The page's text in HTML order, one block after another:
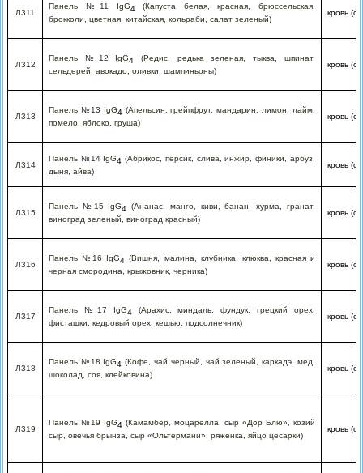
Л311
Панель №11 IgG4 (Капуста белая, красная, брюссельская,
брокколи, цветная, китайская, кольраби, салат зеленый)
кровь
Л312
Панель №12 IgG4 (Редис, редька зеленая, тыква, шпинат,
сельдерей, авокадо, оливки, шампиньоны)
кровь
Л313
Панель №13 IgG4 (Апельсин, грейпфрут, мандарин, лимон, лайм,
помело, яблоко, груша)
кровь
Л314
Панель №14 IgG4 (Абрикос, персик, слива, инжир, финики, арбуз,
дыня, айва)
кровь
Л315
Панель №15 IgG4 (Ананас, манго, киви, банан, хурма, гранат,
виноград зеленый, виноград красный)
кровь
Л316
Панель №16 IgG4 (Вишня, малина, клубника, клюква, красная и
черная смородина, крыжовник, черника)
кровь
Л317
Панель №17 IgG4 (Арахис, миндаль, фундук, грецкий орех,
фисташки, кедровый орех, кешью, подсолнечник)
кровь
Л318
Панель №18 IgG4 (Кофе, чай черный, чай зеленый, каркадэ, мед,
шоколад, соя, клейковина)
кровь
Л319
Панель №19 IgG4 (Камамбер, моцарелла, сыр «Дор Блю», козий
сыр, овечья брынза, сыр «Ольтермани», ряженка, яйцо цесарки)
кровь